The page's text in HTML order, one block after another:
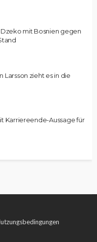
mit Bosnien gegen
Larsson zieht es in die
Karriereende-Aussage für